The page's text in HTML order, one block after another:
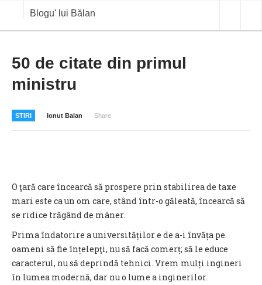
Blogu' lui Bălan
OPINII
ANALIZE
COTATII BVB
50 de citate din primul
ministru
STIRI Ionut Balan Share
O ţară care încearcă să prospere prin stabilirea de taxe
mari este ca un om care, stând într-o găleată, încearcă să
se ridice trăgând de mâner.
Prima îndatorire a universităților e de a-i învăța pe
oameni să fie înțelepţi, nu să facă comerț; să le educe
caracterul, nu să deprindă tehnici. Vrem mulți ingineri
în lumea modernă, dar nu o lume a inginerilor.